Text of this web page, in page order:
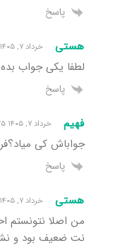
پاسخ
هستی خرداد ۷, ۱۴۰۵ ۵:۴۴ ب٫ظ
لطفا یکی جواب بده
پاسخ
فهیم خرداد ۷, ۱۴۰۵ ۵:۲۵ ب٫ظ
جواباش کی
پاسخ
هستی خرداد ۷, ۱۴۰۵ ۴:۵۷ ب٫ظ
من اصلا نتونستم
نت ضعیف بود و